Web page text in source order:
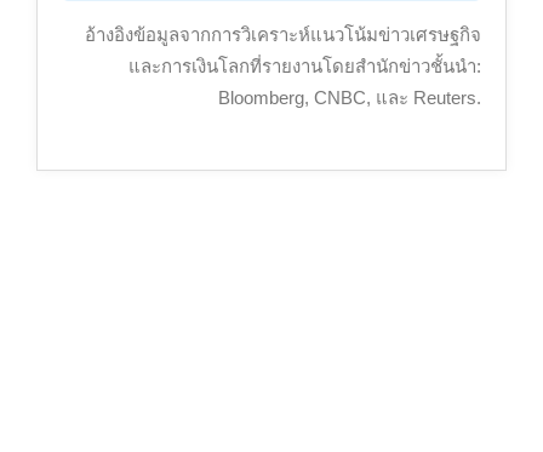
อ้างอิงข้อมูลจากการวิเคราะห์แนวโน้มข่าวเศรษฐกิจ
และการเงินโลกที่รายงานโดยสำนักข่าวชั้นนำ:
Bloomberg, CNBC, และ Reuters.